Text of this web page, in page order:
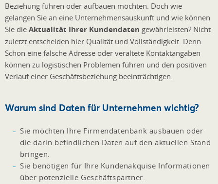
Beziehung führen oder aufbauen möchten. Doch wie
gelangen Sie an eine Unternehmensauskunft und wie können
Sie die Aktualität Ihrer Kundendaten gewährleisten? Nicht
zuletzt entscheiden hier Qualität und Vollständigkeit. Denn:
Schon eine falsche Adresse oder veraltete Kontaktangaben
können zu logistischen Problemen führen und den positiven
Verlauf einer Geschäftsbeziehung beeinträchtigen.
Warum sind Daten für Unternehmen wichtig?
Sie möchten Ihre Firmendatenbank ausbauen oder
die darin befindlichen Daten auf den aktuellen Stand
bringen.
Sie benötigen für Ihre Kundenakquise Informationen
über potenzielle Geschäftspartner.